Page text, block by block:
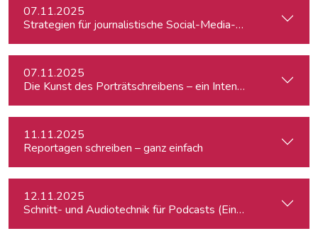
07.11.2025
Strategien für journalistische Social-Media-Recherchen
07.11.2025
Die Kunst des Porträtschreibens – ein Intensiv-Workshop
11.11.2025
Reportagen schreiben – ganz einfach
12.11.2025
Schnitt- und Audiotechnik für Podcasts (Einsteiger:innen)